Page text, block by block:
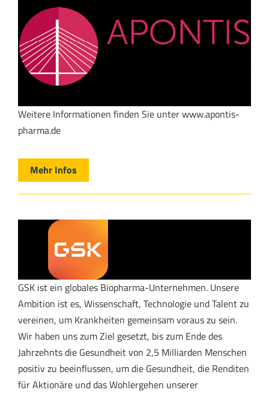
Weitere Informationen finden Sie unter www.apontis-
pharma.de
Mehr Infos
GSK ist ein globales Biopharma-Unternehmen. Unsere
Ambition ist es, Wissenschaft, Technologie und Talent zu
vereinen, um Krankheiten gemeinsam voraus zu sein.
Wir haben uns zum Ziel gesetzt, bis zum Ende des
Jahrzehnts die Gesundheit von 2,5 Milliarden Menschen
positiv zu beeinflussen, um die Gesundheit, die Renditen
für Aktionäre und das Wohlergehen unserer